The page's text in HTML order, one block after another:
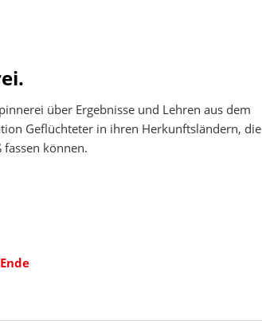
über Ergebnisse und Lehren aus dem
Geflüchteter in ihren Herkunftsländern, die
können.
Ende